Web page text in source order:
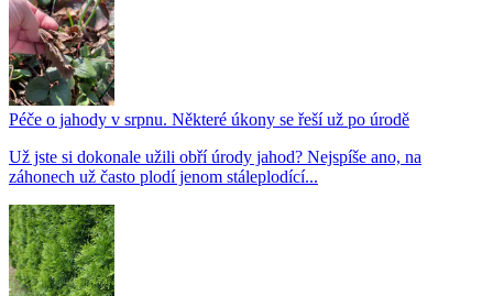
Péče o jahody v srpnu. Některé úkony se řeší už po úrodě
Už jste si dokonale užili obří úrody jahod? Nejspíše ano, na
záhonech už často plodí jenom stáleplodící...